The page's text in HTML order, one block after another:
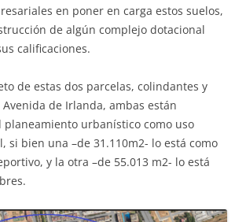
en poner en carga estos suelos,
de algún complejo dotacional
calificaciones.
de estas dos parcelas, colindantes y
de Irlanda, ambas están
planeamiento urbanístico como uso
si bien una –de 31.110m2- lo está como
y la otra –de 55.013 m2- lo está